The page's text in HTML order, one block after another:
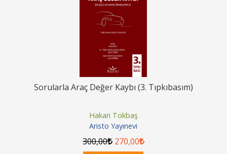
Sorularla Araç Değer Kaybı (3. Tıpkıbasım)
Hakan Tokbaş
Aristo Yayınevi
300,00 270,00